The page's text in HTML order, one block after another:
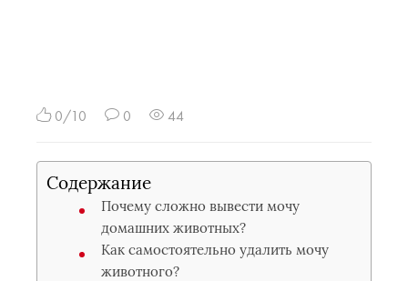
0/10 0 44
Содержание
Почему сложно вывести мочу
домашних животных?
Как самостоятельно удалить мочу
животного?